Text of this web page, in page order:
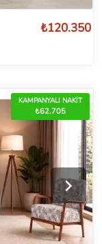
₺120.350
KAMPANYALI NAKİT
₺62.705